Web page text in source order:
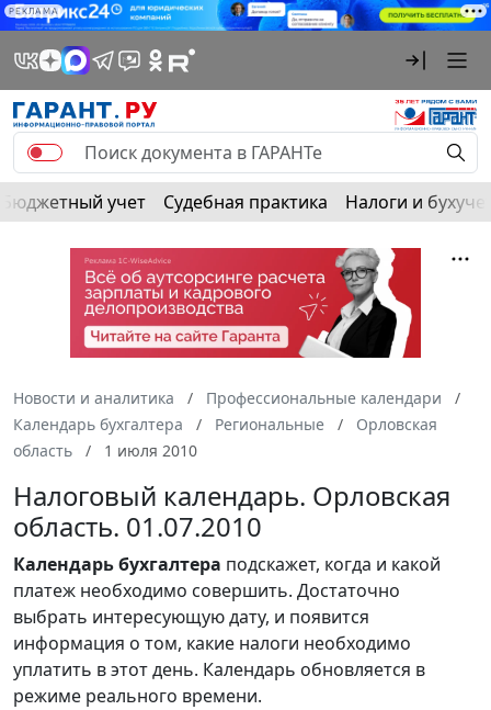
РЕКЛАМА
Бюджетный учет Судебная практика Налоги и
Новости и аналитика
Профессиональные календари
Календарь бухгалтера
Региональные
Орловская
область
1 июля 2010
Налоговый календарь. Орловская
область. 01.07.2010
Календарьбухгалтера подскажет, когда и какой
платеж необходимо совершить. Достаточно
выбрать интересующую дату, и появится
информация о том, какие налоги необходимо
уплатить в этот день. Календарь обновляется в
режиме реального времени.